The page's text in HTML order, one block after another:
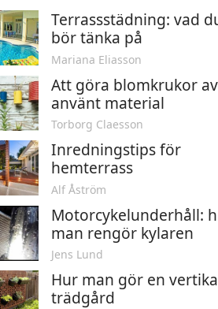
Terrassstädning: vad
bör tänka på
Mariana Eliasson
Att göra blomkrukor av
använt material
Torborg Claesson
Inredningstips för
hemterrass
Alf Åström
Motorcykelunderhåll:
man rengör kylaren
Jens Lund
Hur man gör en
trädgård